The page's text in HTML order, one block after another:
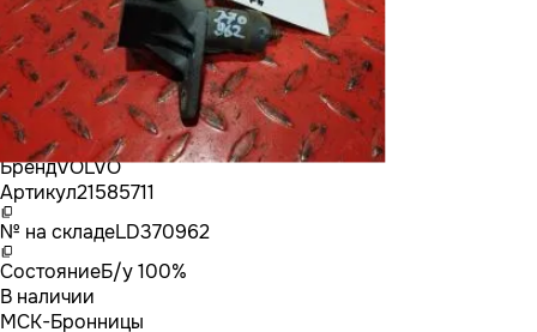
БрендVOLVO
Артикул21585711
№ на складеLD370962
СостояниеБ/у 100%
В наличии
МСК-Бронницы